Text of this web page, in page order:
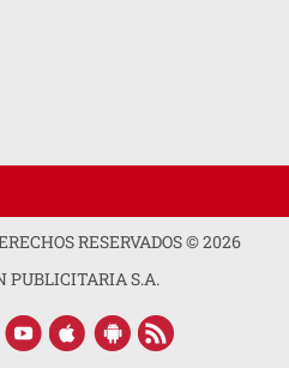
RESERVADOS ©2026
PUBLICITARIA S.A.